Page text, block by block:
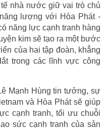
nhà nước giữ vai trò chủ
lượng với Hòa Phát -
năng lực cạnh tranh hàng
kim sẽ tạo ra một bước
của hai tập đoàn, khẳng
trong các lĩnh vực công
Mạnh Hùng tin tưởng, sự
và Hòa Phát sẽ giúp
cạnh tranh, tối ưu chuỗi
sức cạnh tranh của sản